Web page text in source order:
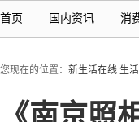
首页 国内资讯 消
您现在的位置： 新生活在线 生